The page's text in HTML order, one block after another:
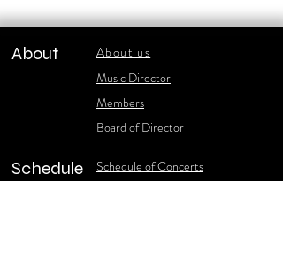
About
About us
​Music Director
​Members
Board of Director
Schedule
Schedule of Concerts